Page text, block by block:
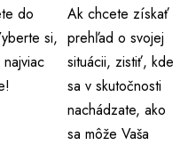
do
si,
Ak chcete získať
prehľad o svojej
situácii, zistiť, kde
sa v skutočnosti
nachádzate, ako
sa môže Vaša